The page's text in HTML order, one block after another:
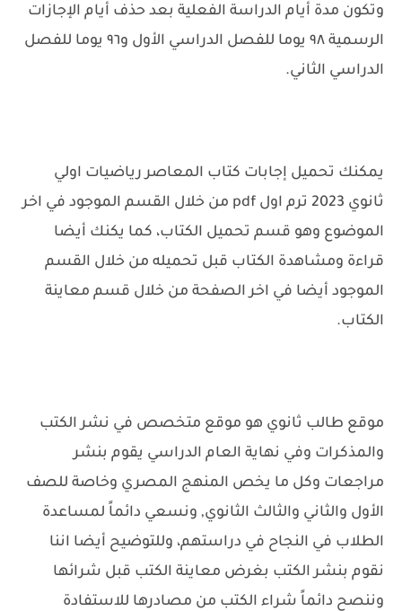
وتكون مدة أيام الدراسة الفعلية بعد حذف أيام الإجازات
الرسمية ٩٨ يوما للفصل الدراسي الأول و٩٦ يوما للفصل
الدراسي الثاني.
يمكنك تحميل إجابات كتاب المعاصر رياضيات اولي
ثانوي 2023 ترم اول pdf من خلال القسم الموجود في اخر
الموضوع وهو قسم تحميل الكتاب، كما يكنك أيضا
قراءة ومشاهدة الكتاب قبل تحميله من خلال القسم
الموجود أيضا في اخر الصفحة من خلال قسم معاينة
الكتاب.
موقع طالب ثانوي هو موقع متخصص في نشر الكتب
والمذكرات وفي نهاية العام الدراسي يقوم بنشر
مراجعات وكل ما يخص المنهج المصري وخاصة للصف
الأول والثاني والثالث الثانوي, ونسعي دائماً لمساعدة
الطلاب في النجاح في دراستهم، وللتوضيح أيضا اننا
نقوم بنشر الكتب بغرض معاينة الكتب قبل شرائها
وننصح دائماً شراء الكتب من مصادرها للاستفادة